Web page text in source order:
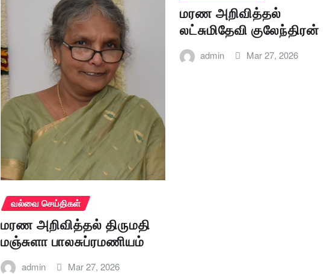
வல்வை செய்திகள்
மரண அறிவித்தல் திருமதி
மஞ்சுளா பாலசுப்ரமணியம்
admin Mar 27, 2026
மரண அறிவித்தல்
லட்சுமிதேவி குலேந்திரன்
admin Mar 27, 2026